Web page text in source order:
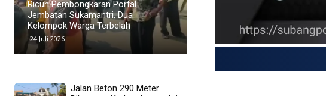
PWI Pusat Sesalkan Pernyataan
Hotman Paris yang Dinilai
Merendahkan Profesi Wartawan
19 Juli 2026
SMAN 1 Blanakan Memanas, Wali
Murid Tuding Sekolah Tidak
Transparan
Jalan Beton 290 Meter